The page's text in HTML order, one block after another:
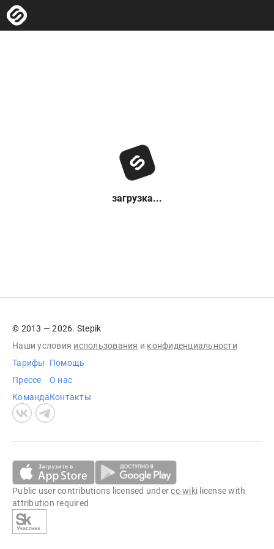
загрузка...
© 2013 — 2026. Stepik
Наши условия использования и конфиденциальности
Тарифы
Прессе
Команда
Помощь
О нас
Контакты
Public user contributions licensed undercc-wiki license with
attribution required